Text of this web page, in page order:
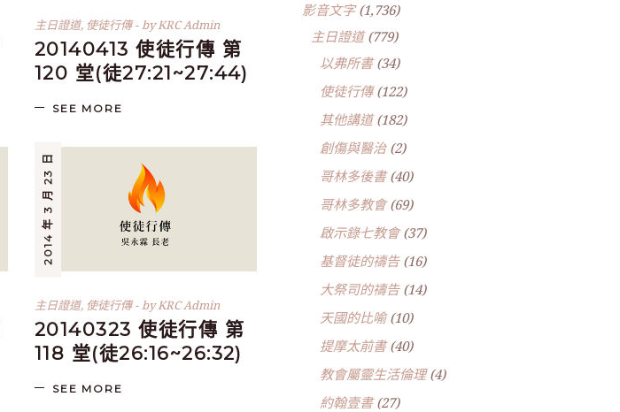
主日證道, 使徒行傳 byKRC Admin
20140413 使徒行傳 第
120 堂(徒27:21~27:44)
SEE MORE
2014 年 3 月 23 日
主日證道, 使徒行傳 byKRC Admin
20140323 使徒行傳 第
118 堂(徒26:16~26:32)
SEE MORE
影音文字(1,736)
主日證道(779)
以弗所書(34)
使徒行傳(122)
其他講道(182)
創傷與醫治(2)
哥林多後書(40)
哥林多教會(69)
啟示錄七教會(37)
基督徒的禱告(16)
大祭司的禱告(14)
天國的比喻(10)
提摩太前書(40)
教會屬靈生活倫理(4)
約翰壹書(27)